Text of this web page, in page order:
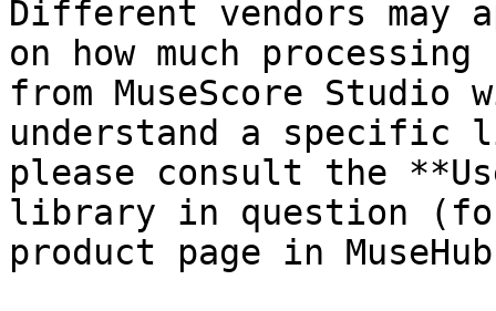
Different vendors
on how much
from MuseScore
understand a
please consult the
library in question
product page in